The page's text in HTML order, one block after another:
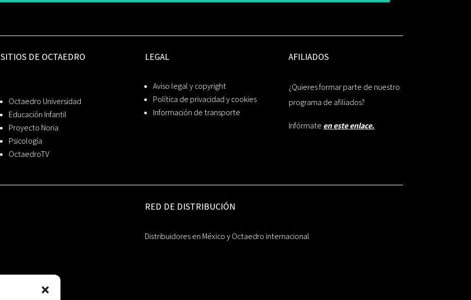
SITIOS DE OCTAEDRO
Octaedro Universidad
Educación Infantil
Proyecto Noria
Psicología
OctaedroTV
LEGAL
Aviso legal y copyright
Política de privacidad y cookies
Información de transporte
AFILIADOS
¿Quieres formar parte de nuestro
programa de afiliados?
Infórmate en este enlace.
RED DE DISTRIBUCIÓN
Distribuidores en México y Octaedro internacional